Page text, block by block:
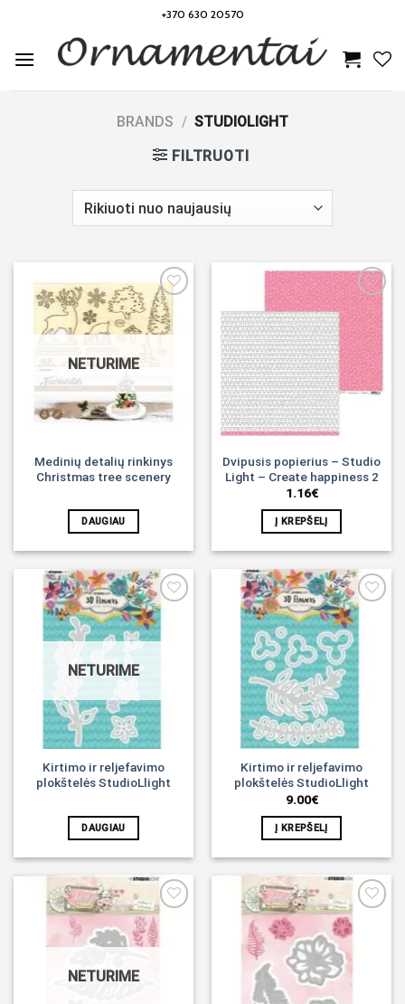
content
+370 630 20570
BRANDS / STUDIOLIGHT
FILTRUOTI
NETURIME
Medinių detalių rinkinys
Christmas tree scenery
DAUGIAU
Noriu!
Dvipusis popierius – Studio
Light – Create happiness 2
1.16€
Į KREPŠELĮ
NETURIME
Kirtimo ir reljefavimo
plokštelės StudioLlight
DAUGIAU
Noriu!
Kirtimo ir reljefavimo
plokštelės StudioLlight
9.00€
Į KREPŠELĮ
NETURIME